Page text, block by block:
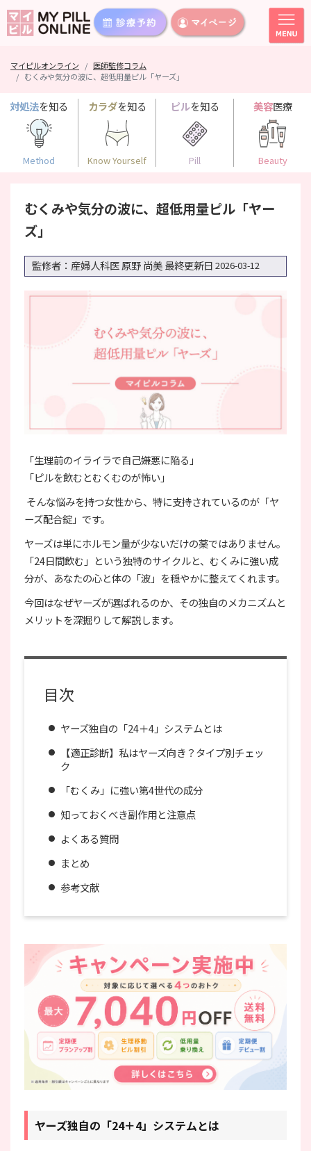
マイピルオンライン
医師監修コラム
むくみや気分の波に、超低用量ピル「ヤーズ」
対処法を知る
Method
カラダを知る
Know Yourself
ピルを知る
Pill
美容医療
Beauty
むくみや気分の波に、超低用量ピル「ヤー
ズ」
監修者：産婦人科医 原野 尚美最終更新日 2026-03-12
「生理前のイライラで自己嫌悪に陥る」
「ピルを飲むとむくむのが怖い」
そんな悩みを持つ女性から、特に支持されているのが「ヤ
ーズ配合錠」です。
ヤーズは単にホルモン量が少ないだけの薬ではありません。
「24日間飲む」という独特のサイクルと、むくみに強い成
分が、あなたの心と体の「波」を穏やかに整えてくれます。
今回はなぜヤーズが選ばれるのか、その独自のメカニズムと
メリットを深掘りして解説します。
目次
ヤーズ独自の「24＋4」システムとは
【適正診断】私はヤーズ向き？タイプ別チェッ
ク
「むくみ」に強い第4世代の成分
知っておくべき副作用と注意点
よくある質問
まとめ
参考文献
ヤーズ独自の「24＋4」システムとは